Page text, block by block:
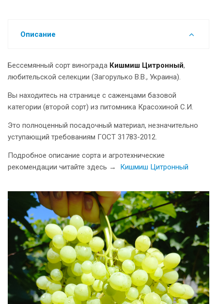
Описание
Бессемянный сорт винограда Кишмиш Цитронный,
любительской селекции (Загорулько В.В., Украина).
Вы находитесь на странице с саженцами базовой
категории (второй сорт) из питомника Красохиной С.И.
Это полноценный посадочный материал, незначительно
уступающий требованиям ГОСТ 31783-2012.
Подробное описание сорта и агротехнические
рекомендации читайте здесь → Кишмиш Цитронный